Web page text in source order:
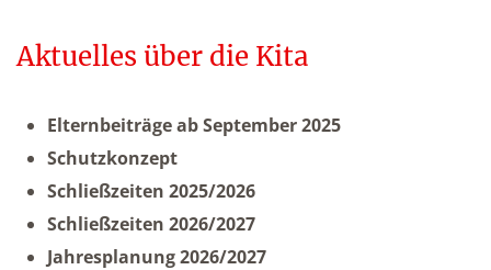
Aktuelles über die Kita
Elternbeiträge ab September 2025
Schutzkonzept
Schließzeiten 2025/2026
Schließzeiten 2026/2027
Jahresplanung 2026/2027